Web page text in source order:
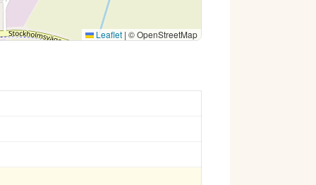
Leaflet | © OpenStreetMap